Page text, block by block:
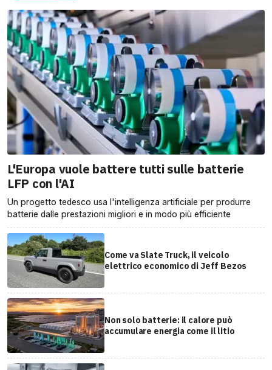
L'Europa vuole battere tutti sulle batterie
LFP con l'AI
Un progetto tedesco usa l'intelligenza artificiale per produrre
batterie dalle prestazioni migliori e in modo più efficiente
Come va Slate Truck, il veicolo
elettrico economico di Jeff Bezos
Non solo batterie: il calore può
accumulare energia come il litio